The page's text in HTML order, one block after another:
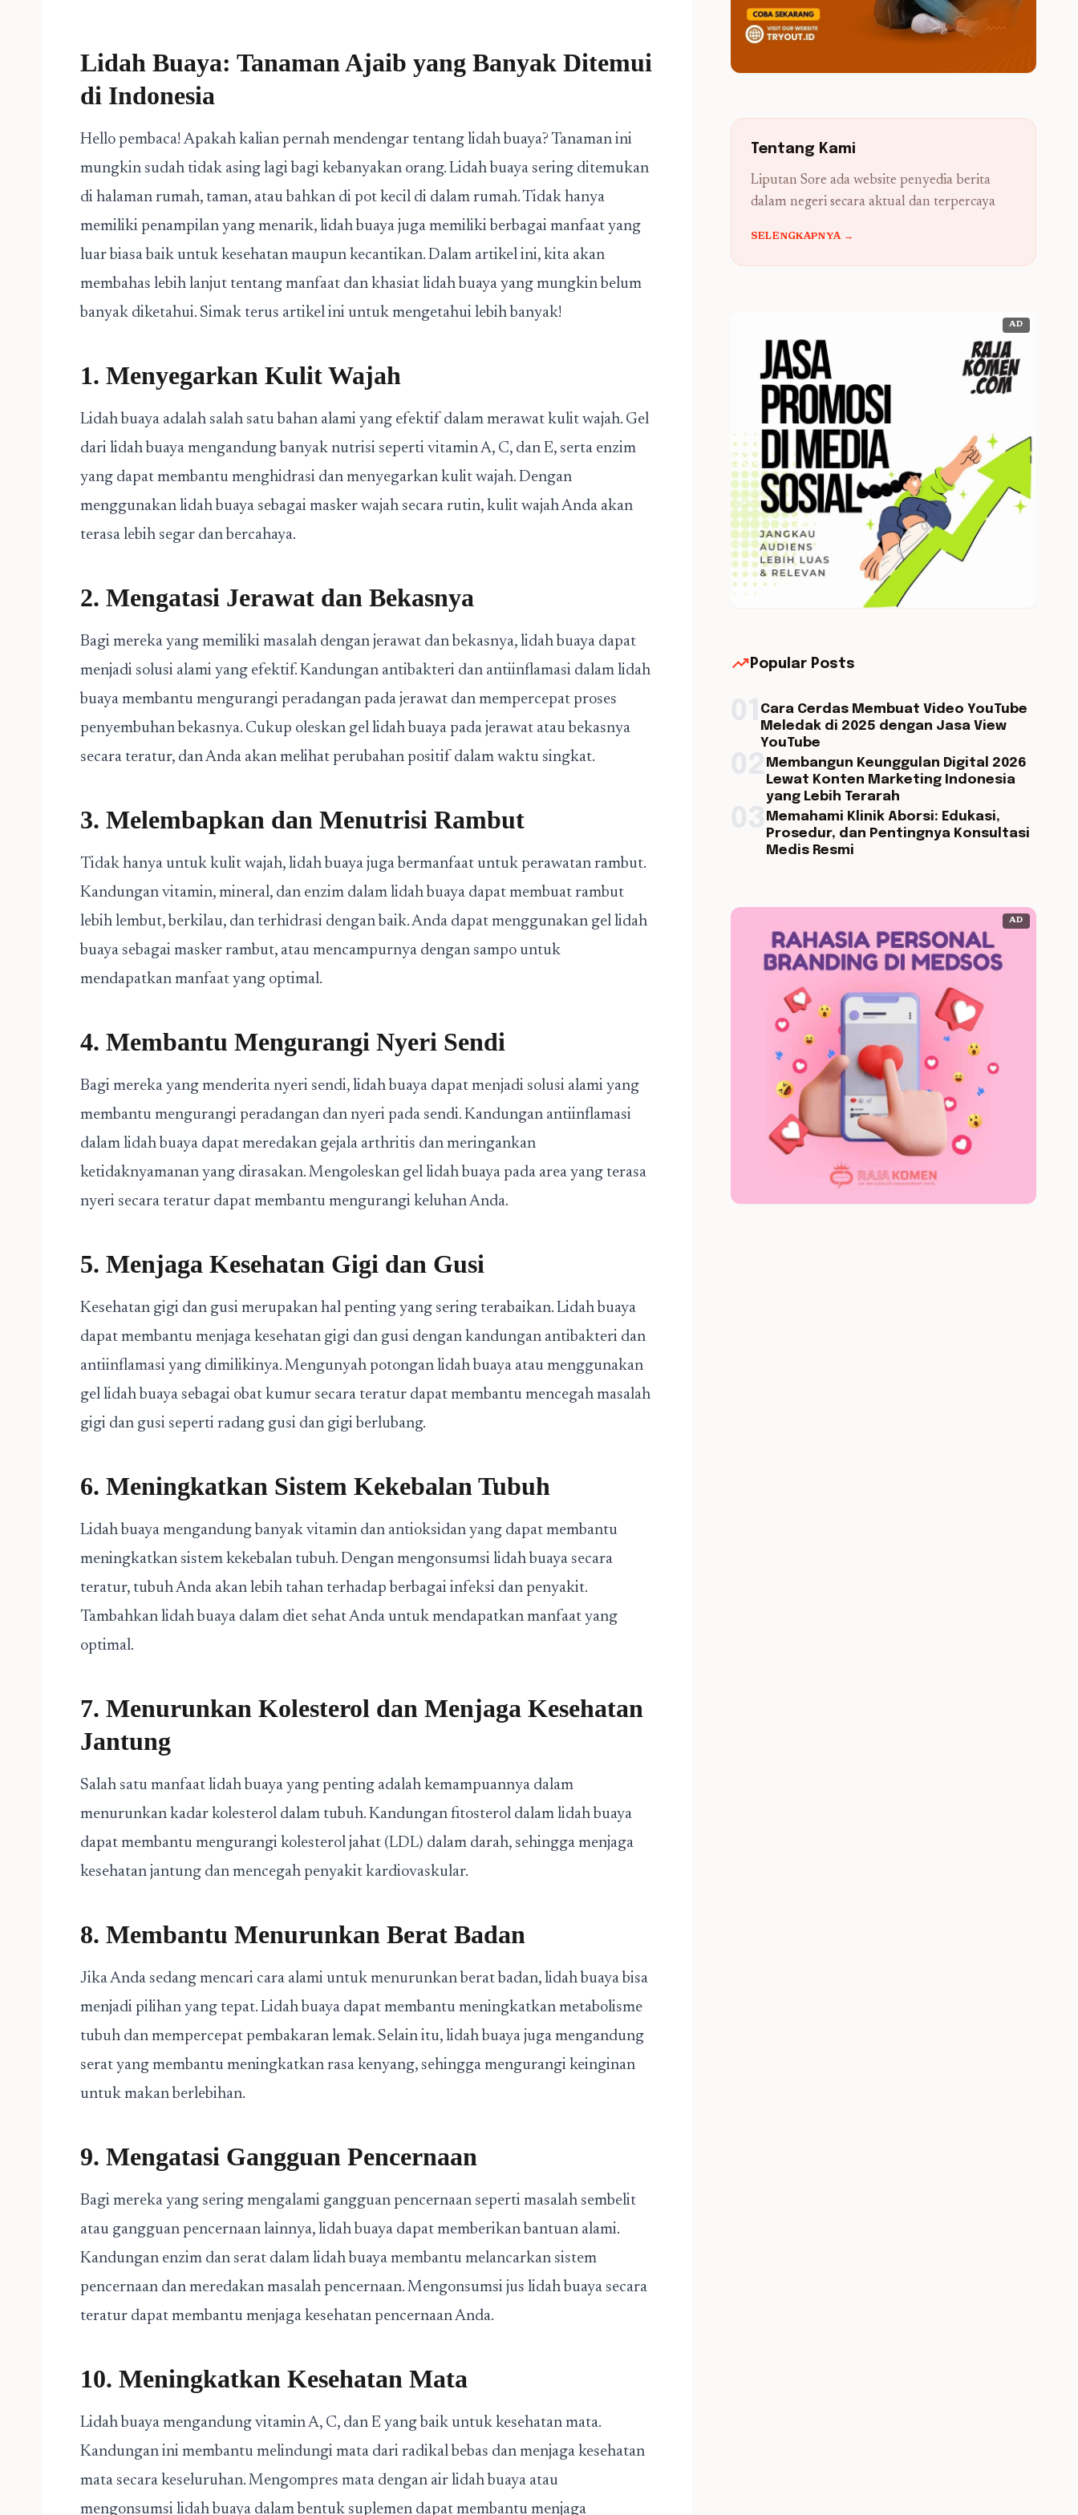
Lidah Buaya: Tanaman Ajaib yang Banyak Ditemui
di Indonesia
Hello pembaca! Apakah kalian pernah mendengar tentang lidah buaya? Tanaman ini
mungkin sudah tidak asing lagi bagi kebanyakan orang. Lidah buaya sering ditemukan
di halaman rumah, taman, atau bahkan di pot kecil di dalam rumah. Tidak hanya
memiliki penampilan yang menarik, lidah buaya juga memiliki berbagai manfaat yang
luar biasa baik untuk kesehatan maupun kecantikan. Dalam artikel ini, kita akan
membahas lebih lanjut tentang manfaat dan khasiat lidah buaya yang mungkin belum
banyak diketahui. Simak terus artikel ini untuk mengetahui lebih banyak!
1. Menyegarkan Kulit Wajah
Lidah buaya adalah salah satu bahan alami yang efektif dalam merawat kulit wajah. Gel
dari lidah buaya mengandung banyak nutrisi seperti vitamin A, C, dan E, serta enzim
yang dapat membantu menghidrasi dan menyegarkan kulit wajah. Dengan
menggunakan lidah buaya sebagai masker wajah secara rutin, kulit wajah Anda akan
terasa lebih segar dan bercahaya.
2. Mengatasi Jerawat dan Bekasnya
Bagi mereka yang memiliki masalah dengan jerawat dan bekasnya, lidah buaya dapat
menjadi solusi alami yang efektif. Kandungan antibakteri dan antiinflamasi dalam lidah
buaya membantu mengurangi peradangan pada jerawat dan mempercepat proses
penyembuhan bekasnya. Cukup oleskan gel lidah buaya pada jerawat atau bekasnya
secara teratur, dan Anda akan melihat perubahan positif dalam waktu singkat.
3. Melembapkan dan Menutrisi Rambut
Tidak hanya untuk kulit wajah, lidah buaya juga bermanfaat untuk perawatan rambut.
Kandungan vitamin, mineral, dan enzim dalam lidah buaya dapat membuat rambut
lebih lembut, berkilau, dan terhidrasi dengan baik. Anda dapat menggunakan gel lidah
buaya sebagai masker rambut, atau mencampurnya dengan sampo untuk
mendapatkan manfaat yang optimal.
4. Membantu Mengurangi Nyeri Sendi
Bagi mereka yang menderita nyeri sendi, lidah buaya dapat menjadi solusi alami yang
membantu mengurangi peradangan dan nyeri pada sendi. Kandungan antiinflamasi
dalam lidah buaya dapat meredakan gejala arthritis dan meringankan
ketidaknyamanan yang dirasakan. Mengoleskan gel lidah buaya pada area yang terasa
nyeri secara teratur dapat membantu mengurangi keluhan Anda.
5. Menjaga Kesehatan Gigi dan Gusi
Kesehatan gigi dan gusi merupakan hal penting yang sering terabaikan. Lidah buaya
dapat membantu menjaga kesehatan gigi dan gusi dengan kandungan antibakteri dan
antiinflamasi yang dimilikinya. Mengunyah potongan lidah buaya atau menggunakan
gel lidah buaya sebagai obat kumur secara teratur dapat membantu mencegah masalah
gigi dan gusi seperti radang gusi dan gigi berlubang.
6. Meningkatkan Sistem Kekebalan Tubuh
Lidah buaya mengandung banyak vitamin dan antioksidan yang dapat membantu
meningkatkan sistem kekebalan tubuh. Dengan mengonsumsi lidah buaya secara
teratur, tubuh Anda akan lebih tahan terhadap berbagai infeksi dan penyakit.
Tambahkan lidah buaya dalam diet sehat Anda untuk mendapatkan manfaat yang
optimal.
7. Menurunkan Kolesterol dan Menjaga Kesehatan
Jantung
Salah satu manfaat lidah buaya yang penting adalah kemampuannya dalam
menurunkan kadar kolesterol dalam tubuh. Kandungan fitosterol dalam lidah buaya
dapat membantu mengurangi kolesterol jahat (LDL) dalam darah, sehingga menjaga
kesehatan jantung dan mencegah penyakit kardiovaskular.
8. Membantu Menurunkan Berat Badan
Jika Anda sedang mencari cara alami untuk menurunkan berat badan, lidah buaya bisa
menjadi pilihan yang tepat. Lidah buaya dapat membantu meningkatkan metabolisme
tubuh dan mempercepat pembakaran lemak. Selain itu, lidah buaya juga mengandung
serat yang membantu meningkatkan rasa kenyang, sehingga mengurangi keinginan
untuk makan berlebihan.
9. Mengatasi Gangguan Pencernaan
Bagi mereka yang sering mengalami gangguan pencernaan seperti masalah sembelit
atau gangguan pencernaan lainnya, lidah buaya dapat memberikan bantuan alami.
Kandungan enzim dan serat dalam lidah buaya membantu melancarkan sistem
pencernaan dan meredakan masalah pencernaan. Mengonsumsi jus lidah buaya secara
teratur dapat membantu menjaga kesehatan pencernaan Anda.
10. Meningkatkan Kesehatan Mata
Lidah buaya mengandung vitamin A, C, dan E yang baik untuk kesehatan mata.
Kandungan ini membantu melindungi mata dari radikal bebas dan menjaga kesehatan
mata secara keseluruhan. Mengompres mata dengan air lidah buaya atau
mengonsumsi lidah buaya dalam bentuk suplemen dapat membantu menjaga
Tentang Kami
Liputan Sore ada website penyedia berita
dalam negeri secara aktual dan terpercaya
SELENGKAPNYA →
AD
trending_up Popular Posts
Cara Cerdas Membuat Video YouTube
Meledak di 2025 dengan Jasa View
YouTube
Membangun Keunggulan Digital 2026
Lewat Konten Marketing Indonesia
yang Lebih Terarah
Memahami Klinik Aborsi: Edukasi,
Prosedur, dan Pentingnya Konsultasi
Medis Resmi
AD